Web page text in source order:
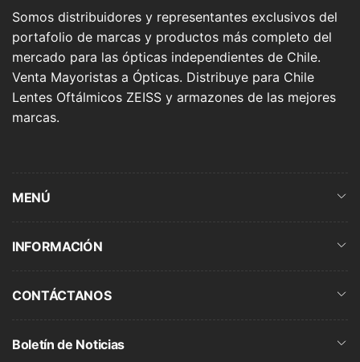
Somos distribuidores y representantes exclusivos del
portafolio de marcas y productos más completo del
mercado para las ópticas independientes de Chile.
Venta Mayoristas a Ópticas. Distribuye para Chile
Lentes Oftálmicos ZEISS y armazones de las mejores
marcas.
MENÚ
INFORMACIÓN
CONTÁCTANOS
Boletín de Noticias